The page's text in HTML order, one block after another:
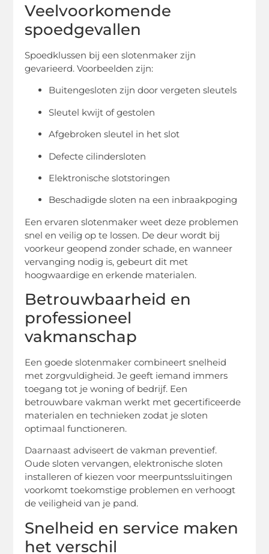
Veelvoorkomende
spoedgevallen
Spoedklussen bij een slotenmaker zijn
gevarieerd. Voorbeelden zijn:
Buitengesloten zijn door vergeten sleutels
Sleutel kwijt of gestolen
Afgebroken sleutel in het slot
Defecte cilindersloten
Elektronische slotstoringen
Beschadigde sloten na een inbraakpoging
Een ervaren slotenmaker weet deze problemen
snel en veilig op te lossen. De deur wordt bij
voorkeur geopend zonder schade, en wanneer
vervanging nodig is, gebeurt dit met
hoogwaardige en erkende materialen.
Betrouwbaarheid en
professioneel
vakmanschap
Een goede slotenmaker combineert snelheid
met zorgvuldigheid. Je geeft iemand immers
toegang tot je woning of bedrijf. Een
betrouwbare vakman werkt met gecertificeerde
materialen en technieken zodat je sloten
optimaal functioneren.
Daarnaast adviseert de vakman preventief.
Oude sloten vervangen, elektronische sloten
installeren of kiezen voor meerpuntssluitingen
voorkomt toekomstige problemen en verhoogt
de veiligheid van je pand.
Snelheid en service maken
het verschil